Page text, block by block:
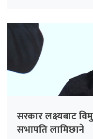
सरकार लक्ष्यबाट
सभापति लामिछाने